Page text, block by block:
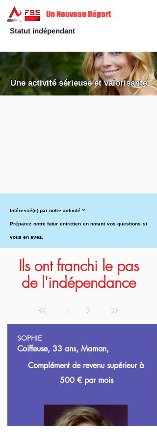
Un Nouveau Départ
Statut indépendant
Une activité sérieuse et valorisante
Intéressé(e) par notre activité ?
Préparez notre futur entretien en notant vos questions si
vous en avez.
Ils ont franchi le pas
de l'indépendance
SOPHIE
Coiffeuse, 33 ans, Maman,
Complément de revenu supérieur à
500 € par mois